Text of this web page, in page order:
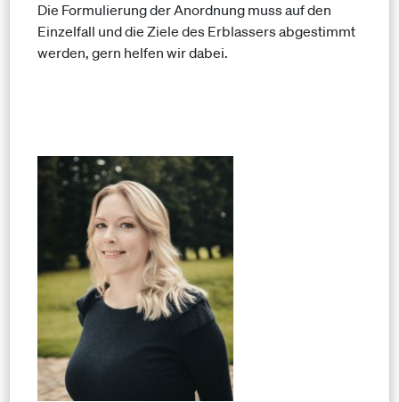
Die Formulierung der Anordnung muss auf den
Einzelfall und die Ziele des Erblassers abgestimmt
werden, gern helfen wir dabei.